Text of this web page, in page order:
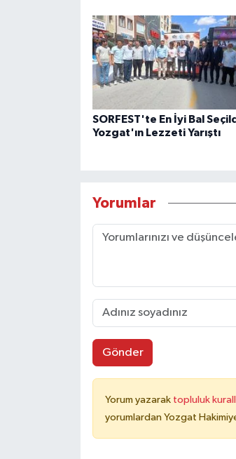
SORFEST'te En İyi Bal
Yozgat'ın Lezzeti Yarıştı
Yorumlar
Gönder
Yorum yazarak topluluk
yorumlardan Yozgat